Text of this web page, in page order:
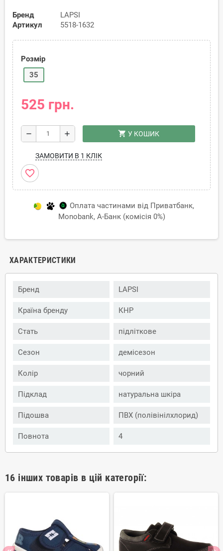
Бренд
LAPSI
Артикул
5518-1632
Розмір
35
525 грн.
remove add shopping_cart У КОШИК
ЗАМОВИТИ В 1 КЛІК
favorite_border
Оплата частинами від Приватбанк,
Monobank, А-Банк (комісія 0%)
ХАРАКТЕРИСТИКИ
Бренд LAPSI
Країна бренду КНР
Стать підліткове
Сезон демісезон
Колір чорний
Підклад натуральна шкіра
Підошва ПВХ (полівінілхлорид)
Повнота 4
16 інших товарів в цій категорії: